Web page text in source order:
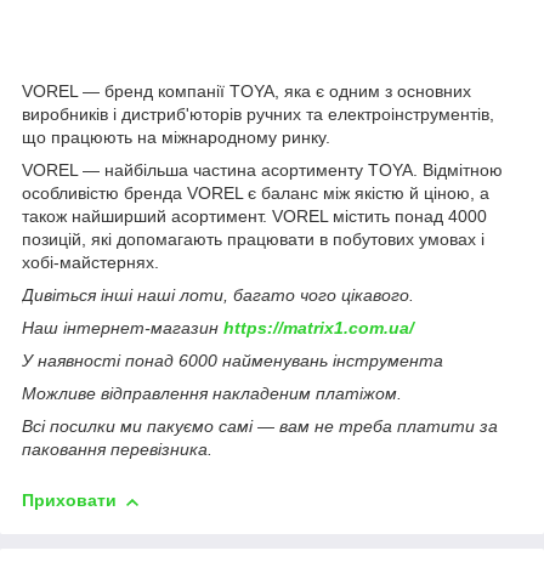
VOREL — бренд компанії TOYA, яка є одним з основних
виробників і дистриб'юторів ручних та електроінструментів,
що працюють на міжнародному ринку.
VOREL — найбільша частина асортименту TOYA. Відмітною
особливістю бренда VOREL є баланс між якістю й ціною, а
також найширший асортимент. VOREL містить понад 4000
позицій, які допомагають працювати в побутових умовах і
хобі-майстернях.
Дивіться інші наші лоти, багато чого цікавого.
Наш інтернет-магазин https://matrix1.com.ua/
У наявності понад 6000 найменувань інструмента
Можливе відправлення накладеним платіжом.
Всі посилки ми пакуємо самі — вам не треба платити за
паковання перевізника.
Приховати